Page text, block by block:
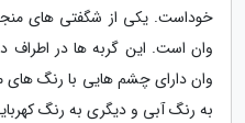
خوداست. یکی از شگفتی های
وان است. این گربه ها در اطراف
وان دارای چشم هایی با رنگ
به رنگ آبی و دیگری به رنگ